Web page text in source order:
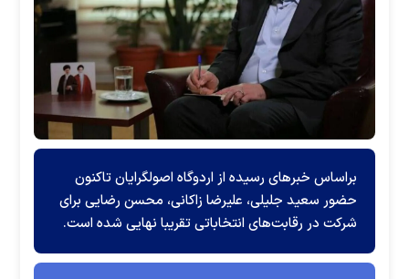
براساس خبر‌های رسیده از اردوگاه اصولگرایان تاکنون
حضور سعید جلیلی، علیرضا زاکانی، محسن رضایی برای
شرکت در رقابت‌های انتخاباتی تقریبا نهایی شده است.